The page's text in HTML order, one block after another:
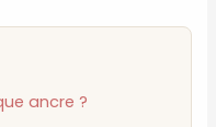
ancre ?